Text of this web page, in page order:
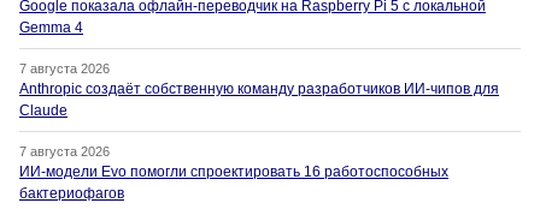
Google показала офлайн-переводчик на Raspberry Pi 5 с локальной
Gemma 4
7 августа 2026
Anthropic создаёт собственную команду разработчиков ИИ-чипов для
Claude
7 августа 2026
ИИ-модели Evo помогли спроектировать 16 работоспособных
бактериофагов